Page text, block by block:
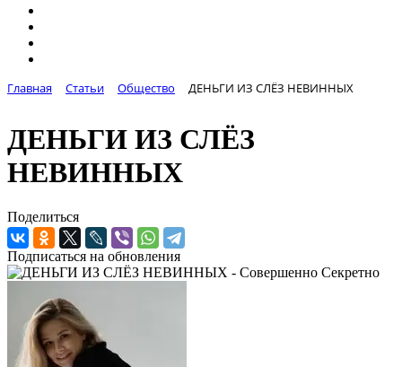
Главная Статьи Общество ДЕНЬГИ ИЗ СЛЁЗ НЕВИННЫХ
ДЕНЬГИ ИЗ СЛЁЗ
НЕВИННЫХ
Поделиться
Подписаться на обновления